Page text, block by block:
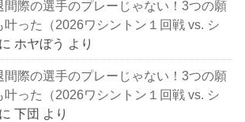
間際の選手のプレーじゃない！3つの願
叶った（2026ワシントン１回戦 vs. シ
に ホヤぼう より
間際の選手のプレーじゃない！3つの願
叶った（2026ワシントン１回戦 vs. シ
に下団 より